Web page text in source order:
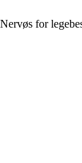
Nervøs for